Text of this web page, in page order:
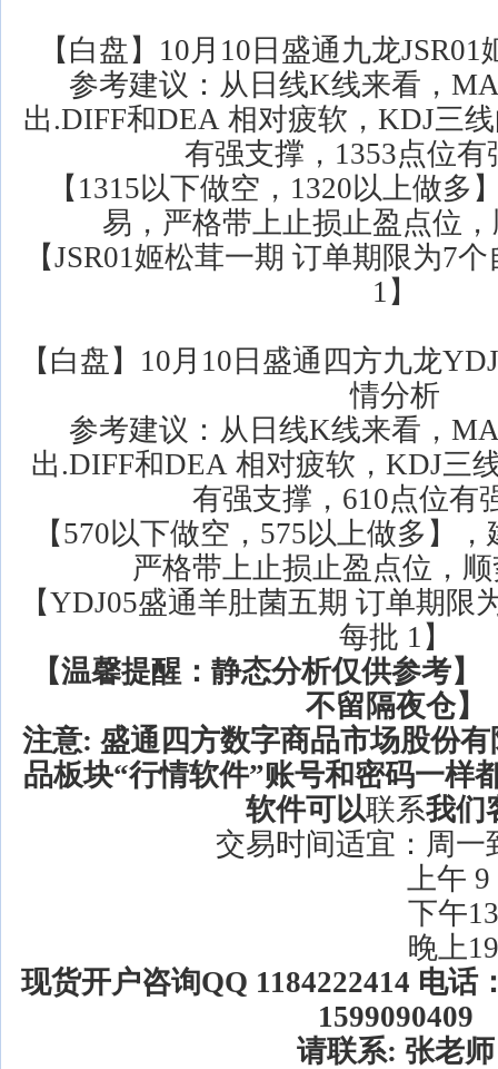
【白盘】10月10日盛通九龙
参考建议：从日线K线来看，
出.DIFF和DEA 相对疲软，KDJ三
有强支撑，1353点位有
【1315以下做空，1320以上做多
易，严格带上止损止盈点位
【JSR01姬松茸一期 订单期限为7
1】
【白盘】10月10日盛通四方九龙
情分析
参考建议：从日线K线来看，
出.DIFF和DEA 相对疲软，KDJ三
有强支撑，610点位有
【570以下做空，575以上做多】
严格带上止损止盈点位，
【YDJ05盛通羊肚菌五期 订单期限
每批 1】
【温馨提醒：静态分析仅供参考
不留隔夜仓】
注意: 盛通四方数字商品市场股份
品板块“行情软件”账号和密码一样
软件可以联系我们
交易时间适宜：周一
上午 9；
下午13：
晚上19：
现货开户咨询QQ 1184222414 电话
1599090409
请联系: 张老师